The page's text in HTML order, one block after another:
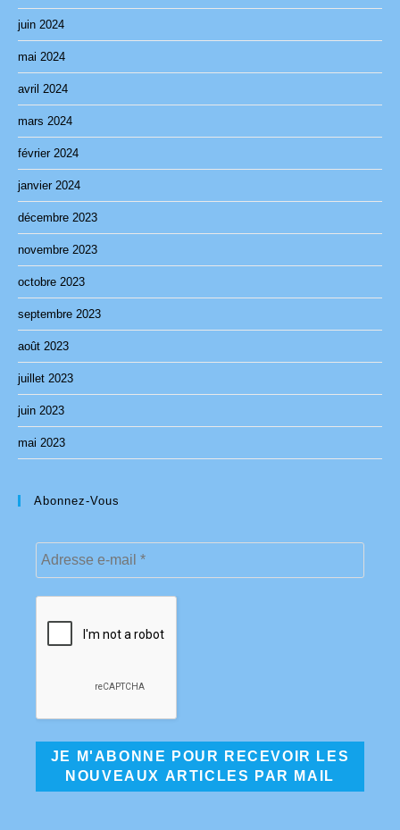
juin 2024
mai 2024
avril 2024
mars 2024
février 2024
janvier 2024
décembre 2023
novembre 2023
octobre 2023
septembre 2023
août 2023
juillet 2023
juin 2023
mai 2023
Abonnez-Vous